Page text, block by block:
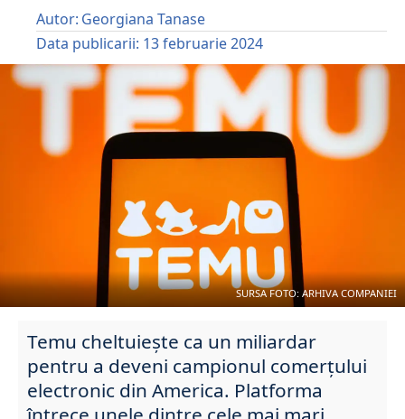
Autor: Georgiana Tanase
Data publicarii: 13 februarie 2024
SURSA FOTO: ARHIVA COMPANIEI
Temu cheltuiește ca un miliardar
pentru a deveni campionul comerțului
electronic din America. Platforma